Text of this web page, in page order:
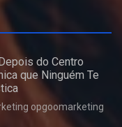
do Centro
que Ninguém Te
opgoomarketing